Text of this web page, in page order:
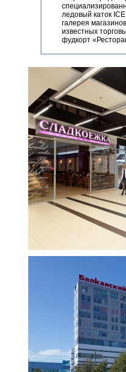
ледовый каток
галерея
известных
фудкорт